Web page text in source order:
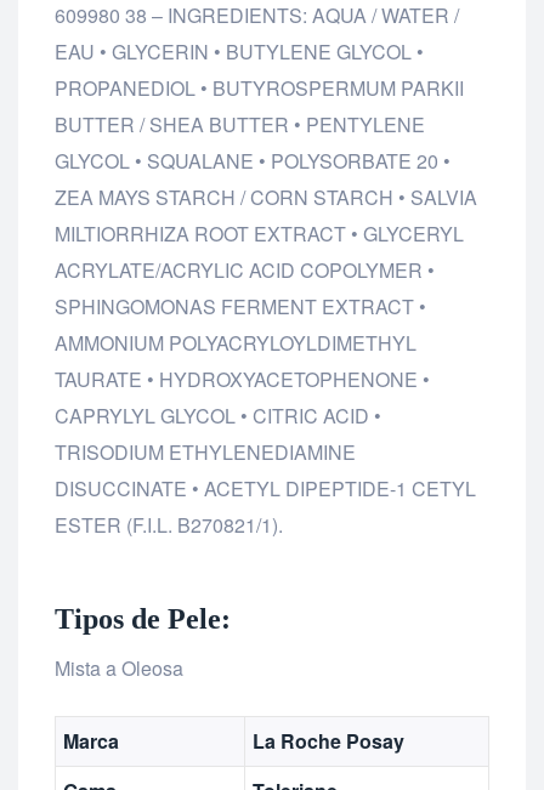
609980 38 – INGREDIENTS: AQUA / WATER /
EAU • GLYCERIN • BUTYLENE GLYCOL •
PROPANEDIOL • BUTYROSPERMUM PARKII
BUTTER / SHEA BUTTER • PENTYLENE
GLYCOL • SQUALANE • POLYSORBATE 20 •
ZEA MAYS STARCH / CORN STARCH • SALVIA
MILTIORRHIZA ROOT EXTRACT • GLYCERYL
ACRYLATE/ACRYLIC ACID COPOLYMER •
SPHINGOMONAS FERMENT EXTRACT •
AMMONIUM POLYACRYLOYLDIMETHYL
TAURATE • HYDROXYACETOPHENONE •
CAPRYLYL GLYCOL • CITRIC ACID •
TRISODIUM ETHYLENEDIAMINE
DISUCCINATE • ACETYL DIPEPTIDE-1 CETYL
ESTER (F.I.L. B270821/1).
Tipos de Pele:
Mista a Oleosa
Marca
La Roche Posay